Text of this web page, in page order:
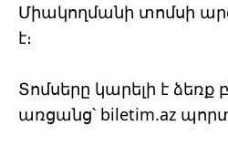
Միակողմանի տոմսի
է։
Տոմսերը կարելի է ձեռք
առցանց՝ biletim.az